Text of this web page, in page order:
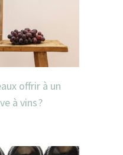
offrir à un
à vins ?